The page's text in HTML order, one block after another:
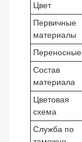
Цвет
Первичные
материалы
Переносные
Состав
материала
Цветовая
схема
Служба по